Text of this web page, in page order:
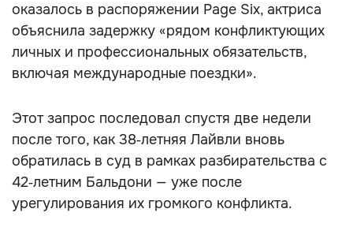
оказалось в распоряжении Page Six, актриса
объяснила задержку «рядом конфликтующих
личных и профессиональных обязательств,
включая международные поездки».
Этот запрос последовал спустя две недели
после того, как 38‑летняя Лайвли вновь
обратилась в суд в рамках разбирательства с
42‑летним Бальдони — уже после
урегулирования их громкого конфликта.